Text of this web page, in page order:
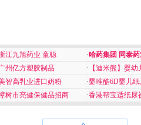
江九旭药业 童聪 ·哈药集团 同泰
州亿方塑胶制品 · 【迪米熊】婴幼
智高乳业进口奶粉 ·婴唯酷6D婴儿
树市亮健保健品招商 ·香港帮宝适纸尿